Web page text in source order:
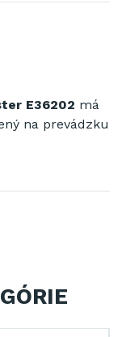
E36202 má
na prevádzku